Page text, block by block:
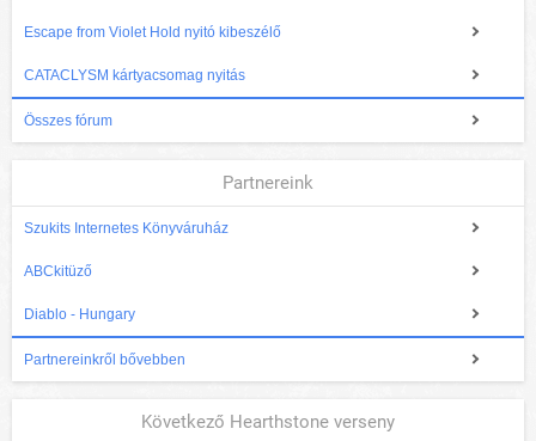
Escape from Violet Hold nyitó kibeszélő
CATACLYSM kártyacsomag nyitás
Összes fórum
Partnereink
Szukits Internetes Könyváruház
ABCkitüző
Diablo - Hungary
Partnereinkről bővebben
Következő Hearthstone verseny